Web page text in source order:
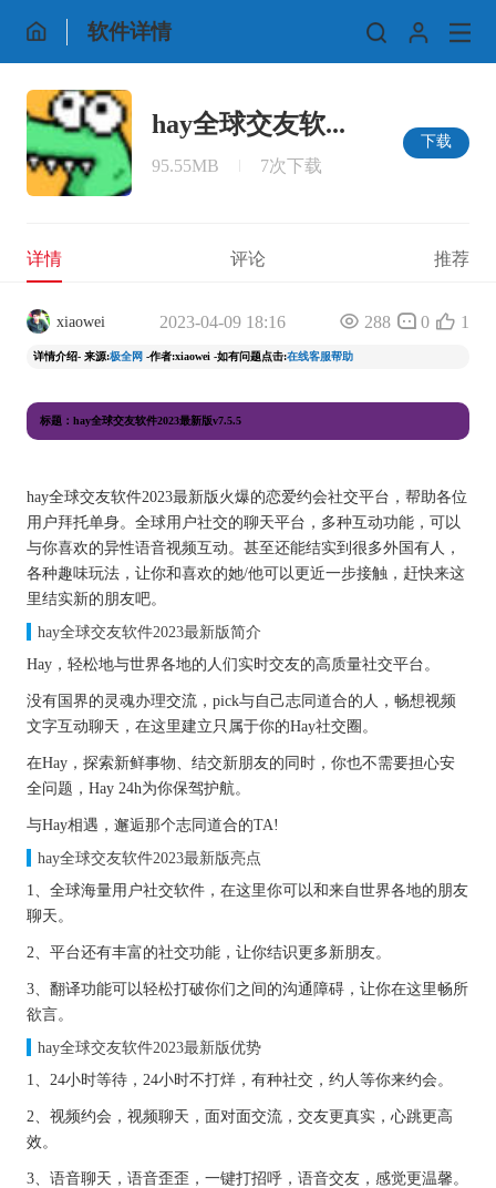
软件详情
hay全球交友软...
95.55MB 7次下载
下载
详情 评论 推荐
xiaowei 2023-04-09 18:16 288 0 1
详情介绍- 来源:极全网 -作者:xiaowei -如有问题点击:在线客服帮助
标题：hay全球交友软件2023最新版v7.5.5
hay全球交友软件2023最新版火爆的恋爱约会社交平台，帮助各位
用户拜托单身。全球用户社交的聊天平台，多种互动功能，可以
与你喜欢的异性语音视频互动。甚至还能结实到很多外国有人，
各种趣味玩法，让你和喜欢的她/他可以更近一步接触，赶快来这
里结实新的朋友吧。
hay全球交友软件2023最新版简介
Hay，轻松地与世界各地的人们实时交友的高质量社交平台。
没有国界的灵魂办理交流，pick与自己志同道合的人，畅想视频
文字互动聊天，在这里建立只属于你的Hay社交圈。
在Hay，探索新鲜事物、结交新朋友的同时，你也不需要担心安
全问题，Hay 24h为你保驾护航。
与Hay相遇，邂逅那个志同道合的TA!
hay全球交友软件2023最新版亮点
1、全球海量用户社交软件，在这里你可以和来自世界各地的朋友
聊天。
2、平台还有丰富的社交功能，让你结识更多新朋友。
3、翻译功能可以轻松打破你们之间的沟通障碍，让你在这里畅所
欲言。
hay全球交友软件2023最新版优势
1、24小时等待，24小时不打烊，有种社交，约人等你来约会。
2、视频约会，视频聊天，面对面交流，交友更真实，心跳更高
效。
3、语音聊天，语音歪歪，一键打招呼，语音交友，感觉更温馨。